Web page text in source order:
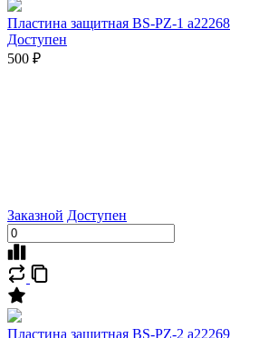
Пластина защитная BS-PZ-1 a22268
Доступен
500 ₽
Заказной Доступен
Пластина защитная BS-PZ-2 a22269